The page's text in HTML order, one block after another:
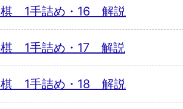
棋 1手詰め・16 解説
棋 1手詰め・17 解説
棋 1手詰め・18 解説